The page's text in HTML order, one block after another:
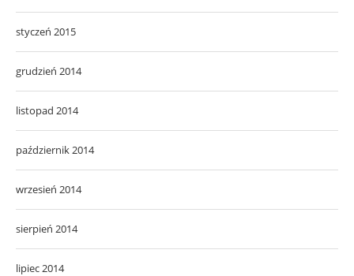
styczeń 2015
grudzień 2014
listopad 2014
październik 2014
wrzesień 2014
sierpień 2014
lipiec 2014